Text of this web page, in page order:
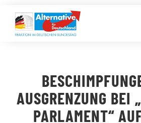
Inhalt
springen
LANDESGRUPPEN
AUSGRENZUNG BEI
PARLAMENT“